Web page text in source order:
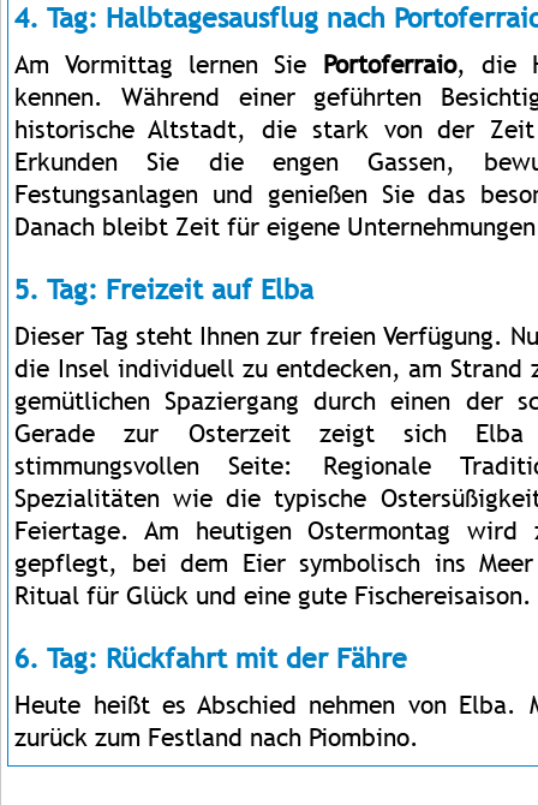
4. Tag: Halbtagesausflug nach
Am Vormittag lernen Sie Portoferraio, die
kennen. Während einer geführten
historische Altstadt, die stark von der
Erkunden Sie die engen Gassen,
Festungsanlagen und genießen Sie das
Danach bleibt Zeit für eigene
5. Tag: Freizeit auf Elba
Dieser Tag steht Ihnen zur freien Verfügung.
die Insel individuell zu entdecken, am Strand
gemütlichen Spaziergang durch einen der
Gerade zur Osterzeit zeigt sich Elba
stimmungsvollen Seite: Regionale
Spezialitäten wie die typische
Feiertage. Am heutigen Ostermontag
gepflegt, bei dem Eier symbolisch ins
Ritual für Glück und eine gute Fischereisaison.
6. Tag: Rückfahrt mit der Fähre
Heute heißt es Abschied nehmen von Elba.
zurück zum Festland nach Piombino.